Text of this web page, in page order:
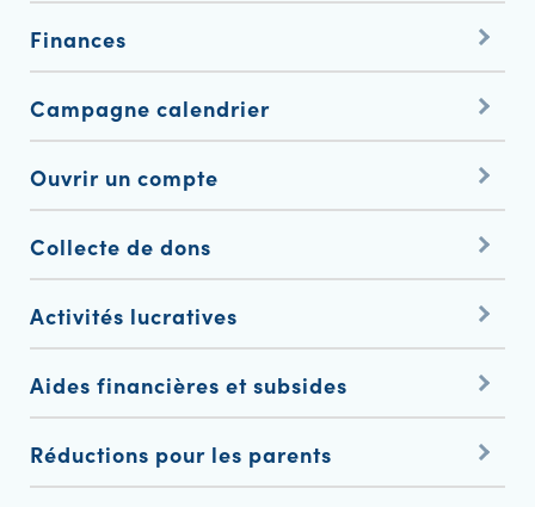
Finances
Campagne calendrier
Ouvrir un compte
Collecte de dons
Activités lucratives
Aides financières et subsides
Réductions pour les parents